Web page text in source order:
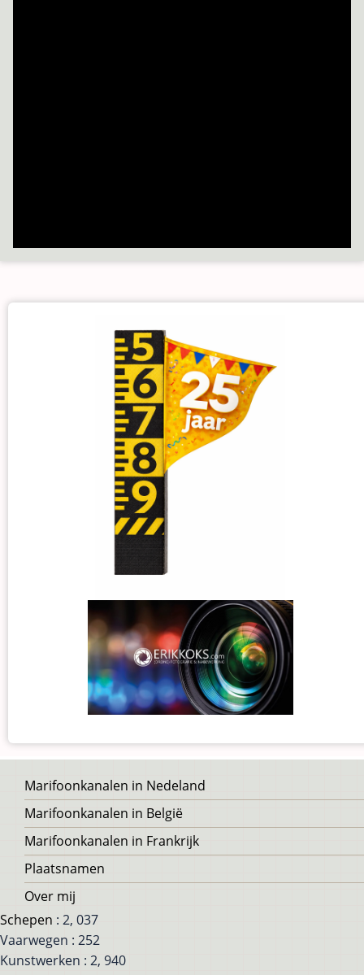
Voet
Marifoonkanalen in Nedeland
Marifoonkanalen in België
Marifoonkanalen in Frankrijk
Plaatsnamen
Over mij
Schepen : 2, 037
Vaarwegen : 252
Kunstwerken : 2, 940